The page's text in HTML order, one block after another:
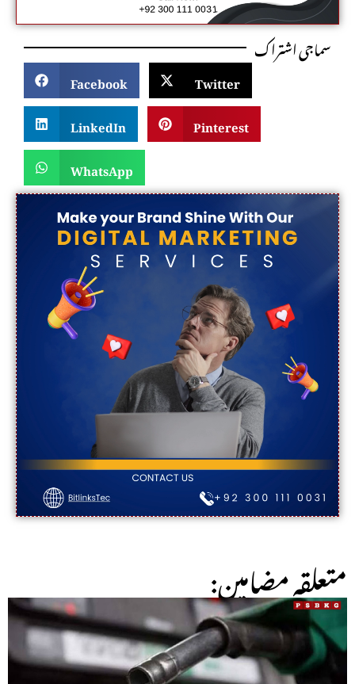
سماجی اشتراک
Facebook
Twitter
LinkedIn
Pinterest
WhatsApp
:متعلقہ مضامین